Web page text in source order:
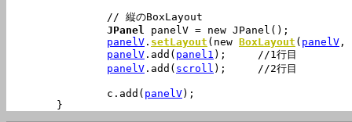
JPanel
panelV = new JPanel();
panelV . setLayout (new BoxLayout ( panelV ,
panelV .add( panel1 );	//1行目
panelV .add( scroll );	//2行目
		c.add(
panelV);
	}